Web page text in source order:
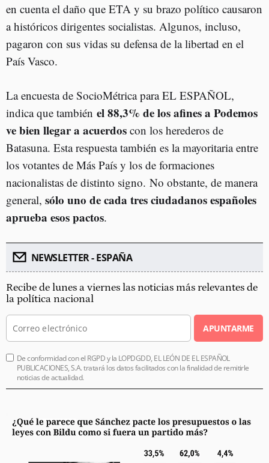
en cuenta el daño que ETA y su brazo político causaron
a históricos dirigentes socialistas. Algunos, incluso,
pagaron con sus vidas su defensa de la libertad en el
País Vasco.
La encuesta de SocioMétrica para EL ESPAÑOL,
indica que también el 88,3% de los afines a Podemos
ve bien llegar a acuerdos con los herederos de
Batasuna. Esta respuesta también es la mayoritaria entre
los votantes de Más País y los de formaciones
nacionalistas de distinto signo. No obstante, de manera
general, sólo uno de cada tres ciudadanos españoles
aprueba esos pactos.
NEWSLETTER - ESPAÑA
Recibe de lunes a viernes las noticias más relevantes de
la política nacional
APUNTARME
De conformidad con el RGPD y la LOPDGDD, EL LEÓN DE EL ESPAÑOL
PUBLICACIONES, S.A. tratará los datos facilitados con la finalidad de remitirle
noticias de actualidad.